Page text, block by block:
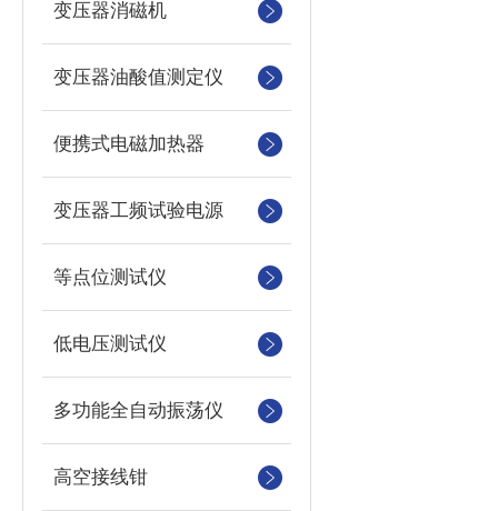
变压器消磁机
变压器油酸值测定仪
便携式电磁加热器
变压器工频试验电源
等点位测试仪
低电压测试仪
多功能全自动振荡仪
高空接线钳